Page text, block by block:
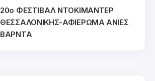
20ο ΦΕΣΤΙΒΑΛ ΝΤΟΚΙΜΑΝΤΕΡ
ΘΕΣΣΑΛΟΝΙΚΗΣ-ΑΦΙΕΡΩΜΑ ΑΝΙΕΣ
ΒΑΡΝΤΑ